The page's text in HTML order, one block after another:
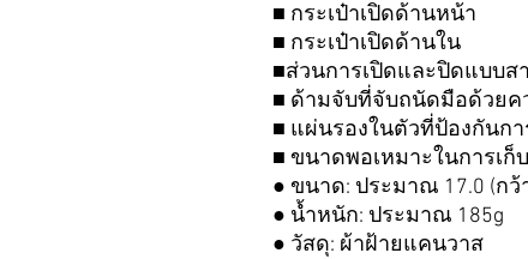
■ กระเป๋าเปิดด้านหน้า
■ กระเป๋าเปิดด้านใน
■ส่วนการเปิดและปิดแบบส
■ ด้ามจับที่จับถนัดมือด้วยค
■ แผ่นรองในตัวที่ป้องกันก
■ ขนาดพอเหมาะในการเ
● ขนาด: ประมาณ 17.0 (กว้
● น้ำหนัก: ประมาณ 185g
● วัสดุ: ผ้าฝ้ายแคนวาส